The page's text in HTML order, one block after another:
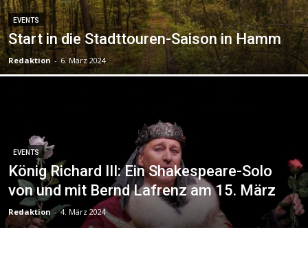
EVENTS
Start in die Stadttouren-Saison in Hamm
Redaktion - 6. März 2024
EVENTS
König Richard III: Ein Shakespeare-Solo
von und mit Bernd Lafrenz am 15. März
Redaktion - 4. März 2024